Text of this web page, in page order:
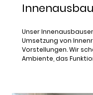
Innenausbau
Unser
Umsetzung von
Vorstellungen. Wir
Ambiente, das